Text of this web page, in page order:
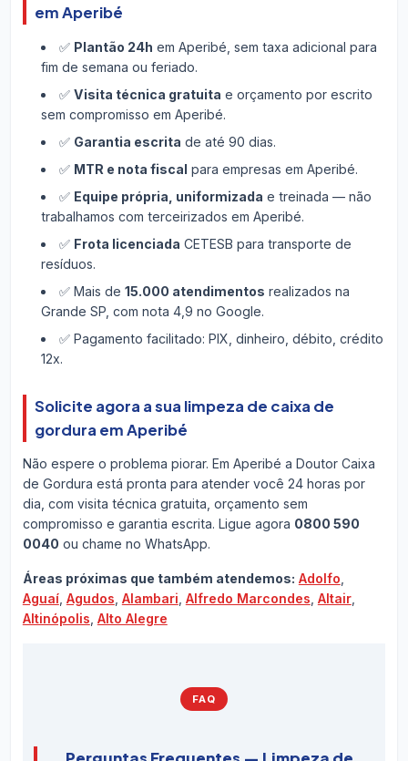
em Aperibé
✅ Plantão 24h em Aperibé, sem taxa adicional para
fim de semana ou feriado.
✅ Visita técnica gratuita e orçamento por escrito
sem compromisso em Aperibé.
✅ Garantia escrita de até 90 dias.
✅ MTR e nota fiscal para empresas em Aperibé.
✅ Equipe própria, uniformizada e treinada — não
trabalhamos com terceirizados em Aperibé.
✅ Frota licenciada CETESB para transporte de
resíduos.
✅ Mais de 15.000 atendimentos realizados na
Grande SP, com nota 4,9 no Google.
✅ Pagamento facilitado: PIX, dinheiro, débito, crédito
12x.
Solicite agora a sua limpeza de caixa de
gordura em Aperibé
Não espere o problema piorar. Em Aperibé a Doutor Caixa
de Gordura está pronta para atender você 24 horas por
dia, com visita técnica gratuita, orçamento sem
compromisso e garantia escrita. Ligue agora 0800 590
0040 ou chame no WhatsApp.
Áreas próximas que também atendemos: Adolfo
Aguaí, Agudos Alambari Alfredo Marcondes Altair,
Altinópolis Alto Alegre
FAQ